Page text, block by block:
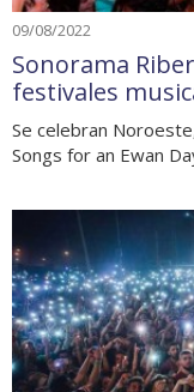
09/08/2022
Sonorama
festivales
Se celebran
Songs for an Ewan